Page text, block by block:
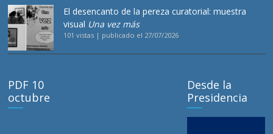
El desencanto de la pereza curatorial: muestra
visual Una vez más
101 vistas | publicado el 27/07/2026
PDF 10
octubre
Desde la
Presidencia